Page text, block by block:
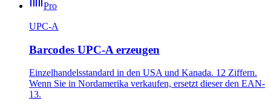
Pro
UPC-A
Barcodes UPC-A erzeugen
Einzelhandelsstandard in den USA und Kanada. 12 Ziffern.
Wenn Sie in Nordamerika verkaufen, ersetzt dieser den EAN-
13.